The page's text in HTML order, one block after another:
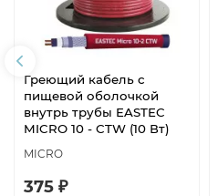
Греющий кабель c
пищевой оболочкой
внутрь трубы EASTEC
MICRO 10 - CTW (10 Вт)
MICRO
375 ₽